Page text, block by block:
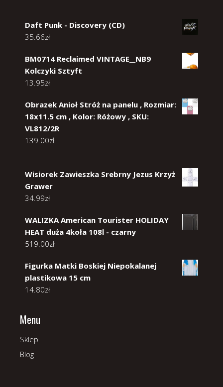
Daft Punk - Discovery (CD)
35.66zł
BM0714 Reclaimed VINTAGE__NB9
Kolczyki Sztyft
13.95zł
Obrazek Anioł Stróż na panelu , Rozmiar:
18x11.5 cm , Kolor: Różowy , SKU:
VL812/2R
139.00zł
Wisiorek Zawieszka Srebrny Jezus Krzyż
Grawer
34.99zł
WALIZKA American Tourister HOLIDAY
HEAT duża 4koła 108l - czarny
519.00zł
Figurka Matki Boskiej Niepokalanej
plastikowa 15 cm
14.80zł
Menu
Sklep
Blog